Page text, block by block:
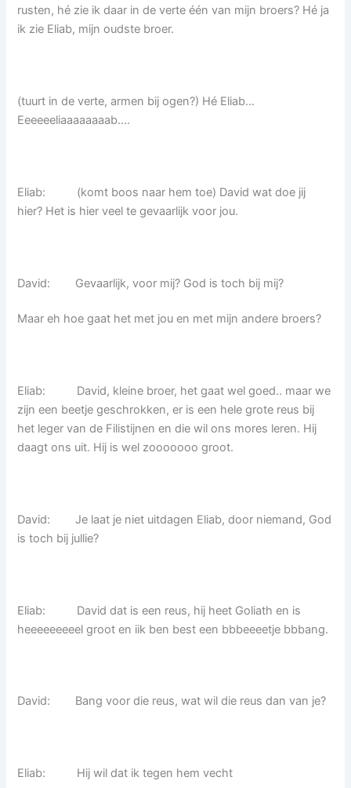
rusten, hé zie ik daar in de verte één van mijn broers? Hé ja
ik zie Eliab, mijn oudste broer.
(tuurt in de verte, armen bij ogen?) Hé Eliab…
Eeeeeeliaaaaaaaab….
Eliab: (komt boos naar hem toe) David wat doe jij
hier? Het is hier veel te gevaarlijk voor jou.
David: Gevaarlijk, voor mij? God is toch bij mij?
Maar eh hoe gaat het met jou en met mijn andere broers?
Eliab: David, kleine broer, het gaat wel goed.. maar we
zijn een beetje geschrokken, er is een hele grote reus bij
het leger van de Filistijnen en die wil ons mores leren. Hij
daagt ons uit. Hij is wel zooooooo groot.
David: Je laat je niet uitdagen Eliab, door niemand, God
is toch bij jullie?
Eliab: David dat is een reus, hij heet Goliath en is
heeeeeeeeel groot en iik ben best een bbbeeeetje bbbang.
David: Bang voor die reus, wat wil die reus dan van je?
Eliab: Hij wil dat ik tegen hem vecht